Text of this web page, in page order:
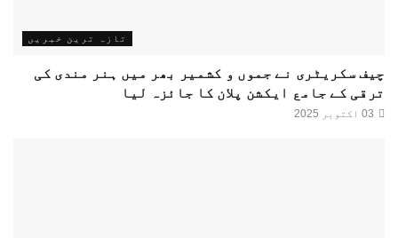
تازہ ترین خبریں
چیف سکریٹری نے جموں و کشمیر بھر میں ہنر مندی کی
ترقی کے جامع ایکشن پلان کا جائزہ لیا